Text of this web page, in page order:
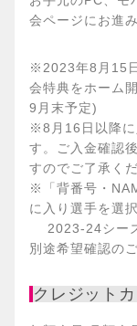
会ページにお進
※2023年8月15
会特典をホーム
9月末予定)
※8月16日以降に
す。ご入金確認
すのでご了承くだ
※「背番号・
に入り選手を選
2023-24シーズ
別途希望確認の
クレジット